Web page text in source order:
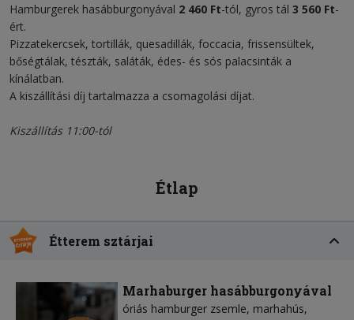
Hamburgerek hasábburgonyával 2 460 Ft-tól, gyros tál 3 560 Ft-
ért.
Pizzatekercsek, tortillák, quesadillák, foccacia, frissensültek,
bőségtálak, tészták, saláták, édes- és sós palacsinták a
kínálatban.
A kiszállítási díj tartalmazza a csomagolási díjat.
Kiszállítás 11:00-tól
Étlap
Étterem sztárjai
Marhaburger hasábburgonyával
óriás hamburger zsemle marhahús